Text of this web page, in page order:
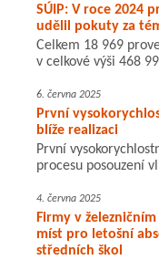
SÚIP: V roce 2024
udělil pokuty za
Celkem 18 969
v celkové výši 468
6. června 2025
První
blíže realizaci
První
procesu posouzení
4. června 2025
Firmy v
míst pro letošní
středních škol